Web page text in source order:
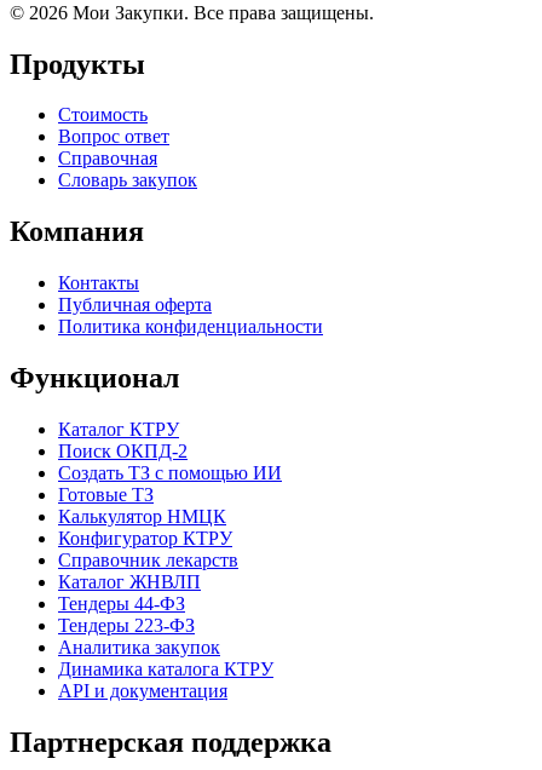
© 2026 Мои Закупки. Все права защищены.
Продукты
Стоимость
Вопрос ответ
Справочная
Словарь закупок
Компания
Контакты
Публичная оферта
Политика конфиденциальности
Функционал
Каталог КТРУ
Поиск ОКПД-2
Создать ТЗ с помощью ИИ
Готовые ТЗ
Калькулятор НМЦК
Конфигуратор КТРУ
Справочник лекарств
Каталог ЖНВЛП
Тендеры 44-ФЗ
Тендеры 223-ФЗ
Аналитика закупок
Динамика каталога КТРУ
API и документация
Партнерская поддержка